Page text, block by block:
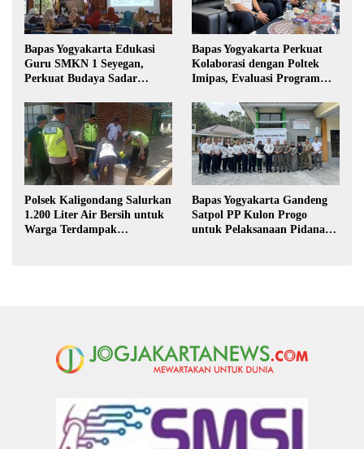
Bapas Yogyakarta Edukasi
Guru SMKN 1 Seyegan,
Perkuat Budaya Sadar
Bapas Yogyakarta Perkuat
Kolaborasi dengan Poltek
Imipas, Evaluasi Program
Polsek Kaligondang Salurkan
1.200 Liter Air Bersih untuk
Warga Terdampak
Bapas Yogyakarta Gandeng
Satpol PP Kulon Progo
untuk Pelaksanaan Pidana